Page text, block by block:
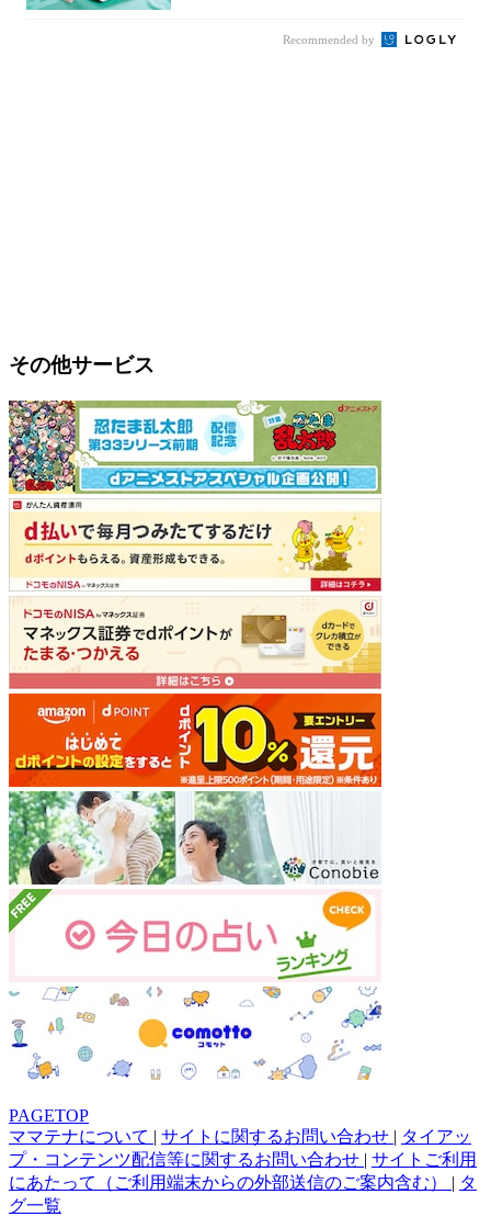
Recommended by
その他サービス
PAGETOP
ママテナについて | サイトに関するお問い合わせ | タイアッ
プ・コンテンツ配信等に関するお問い合わせ | サイトご利用
にあたって（ご利用端末からの外部送信のご案内含む） | タ
グ一覧